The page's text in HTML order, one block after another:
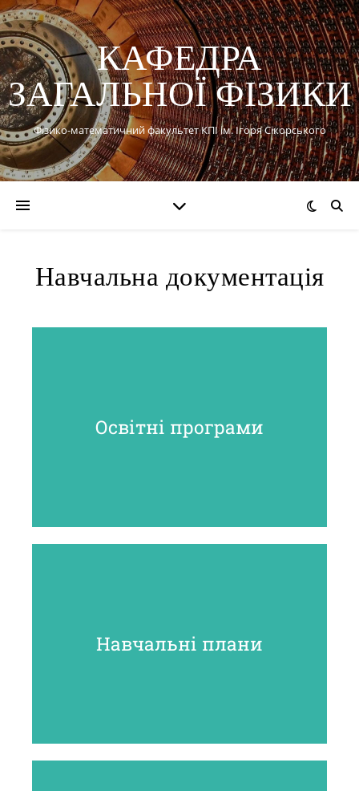
КАФЕДРА
ЗАГАЛЬНОЇ ФІЗИКИ
Фізико-математичний факультет КПІ ім. Ігоря Сікорського
Навчальна документація
Освітні програми
Навчальні плани